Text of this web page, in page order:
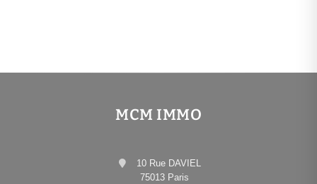
MCM IMMO
10 Rue DAVIEL
75013 Paris